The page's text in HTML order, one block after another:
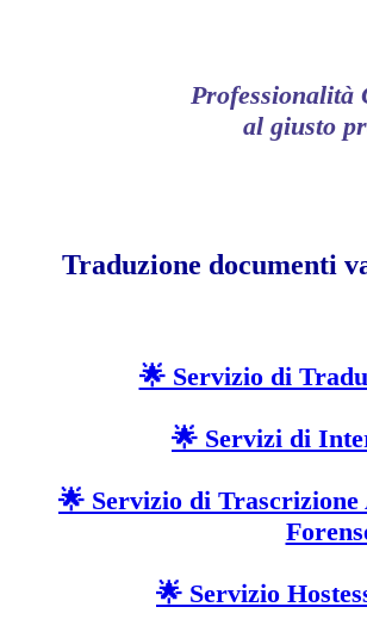
Professionalità
al giusto
Traduzione documenti
🌟 Servizio di
🌟 Servizi di
🌟 Servizio di
🌟 Servizio